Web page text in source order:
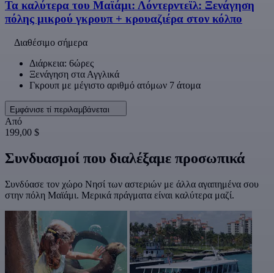
Τα καλύτερα του Μαϊάμι: Λόντερντεϊλ: Ξενάγηση
πόλης μικρού γκρουπ + κρουαζιέρα στον κόλπο
Διαθέσιμο σήμερα
Διάρκεια: 6ώρες
Ξενάγηση στα Αγγλικά
Γκρουπ με μέγιστο αριθμό ατόμων 7 άτομα
Εμφάνισε τί περιλαμβάνεται
Από
199,00 $
Συνδυασμοί που διαλέξαμε προσωπικά
Συνδύασε τον χώρο Νησί των αστεριών με άλλα αγαπημένα σου
στην πόλη Μαϊάμι. Μερικά πράγματα είναι καλύτερα μαζί.